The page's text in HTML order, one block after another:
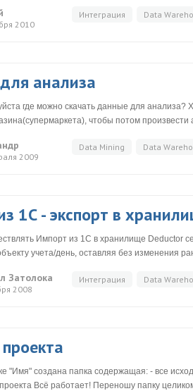
2010
Интеграция Data
анализа
где можно скачать данные для
чтобы потом
2009
Data Mining Data
1С - экспорт в
Импорт из 1С в хранилище Deductor
учета/день, оставляя без изменения
Затолока
2008
Интеграция Data
"Имя" создана папка содержащая: - все
Всё работает! Переношу папку